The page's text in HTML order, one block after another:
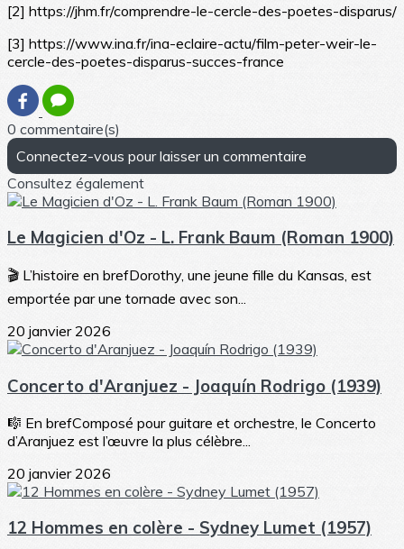
[2] https://jhm.fr/comprendre-le-cercle-des-poetes-disparus/
[3] https://www.ina.fr/ina-eclaire-actu/film-peter-weir-le-
cercle-des-poetes-disparus-succes-france
0 commentaire(s)
Connectez-vous pour laisser un commentaire
Consultez également
Le Magicien d'Oz - L. Frank Baum (Roman 1900)
🎬 L’histoire en brefDorothy, une jeune fille du Kansas, est
emportée par une tornade avec son...
20 janvier 2026
Concerto d'Aranjuez - Joaquín Rodrigo (1939)
🎼 En brefComposé pour guitare et orchestre, le Concerto
d’Aranjuez est l’œuvre la plus célèbre...
20 janvier 2026
12 Hommes en colère - Sydney Lumet (1957)